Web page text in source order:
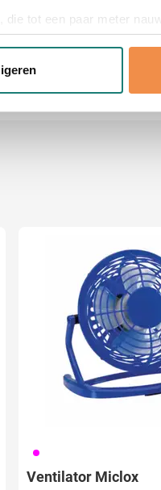
tot een paar meter
specifieke
046
Ventilator Miclox